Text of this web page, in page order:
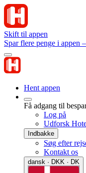
Skift til appen
Spar flere penge i appen
Hent appen
Få adgang til
Log på
Udforsk
Indbakke
Søg efter
Kontakt os
dansk · DKK · DK